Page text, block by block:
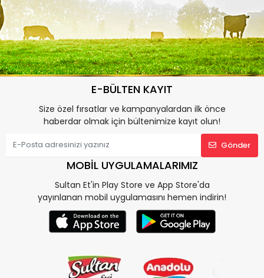
E-BÜLTEN KAYIT
Size özel fırsatlar ve kampanyalardan ilk önce
haberdar olmak için bültenimize kayıt olun!
Gönder
MOBİL UYGULAMALARIMIZ
Sultan Et'in Play Store ve App Store'da
yayınlanan mobil uygulamasını hemen indirin!